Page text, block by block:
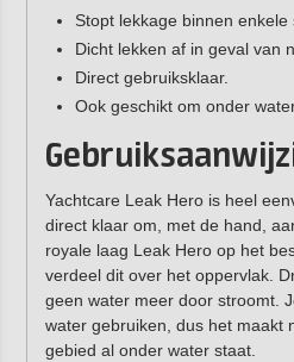
Stopt lekkage binnen enkele
Dicht lekken af in geval van
Direct gebruiksklaar.
Ook geschikt om onder
Yachtcare Leak Hero is heel
direct klaar om, met de hand,
royale laag Leak Hero op het
verdeel dit over het oppervlak.
geen water meer door stroomt.
water gebruiken, dus het maakt
gebied al onder water staat.